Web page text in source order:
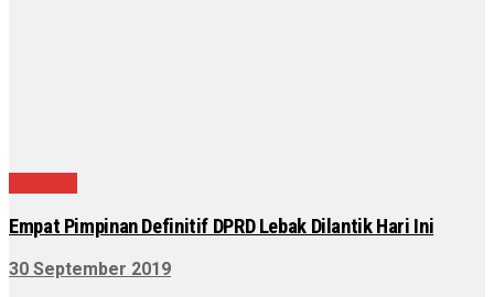
Empat Pimpinan Definitif DPRD Lebak Dilantik Hari Ini
30 September 2019